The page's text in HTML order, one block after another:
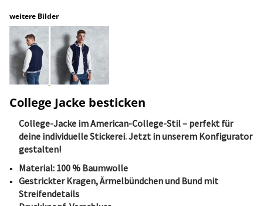
weitere Bilder
College Jacke besticken
College-Jacke im American-College-Stil – perfekt für
deine individuelle Stickerei. Jetzt in unserem Konfigurator
gestalten!
Material: 100 % Baumwolle
Gestrickter Kragen, Ärmelbündchen und Bund mit
Streifendetails